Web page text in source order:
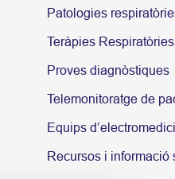
Patologies
Teràpies
Proves diagnòstiques
Telemonitoratge de
Equips
Recursos i informació